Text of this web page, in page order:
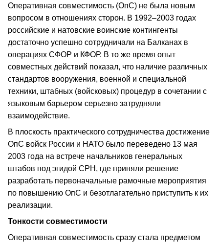
Оперативная совместимость (ОпС) не была новым
вопросом в отношениях сторон. В 1992–2003 годах
российские и натовские воинские контингенты
достаточно успешно сотрудничали на Балканах в
операциях СФОР и КФОР. В то же время опыт
совместных действий показал, что наличие различных
стандартов вооружения, военной и специальной
техники, штабных (войсковых) процедур в сочетании с
языковым барьером серьезно затрудняли
взаимодействие.
В плоскость практического сотрудничества достижение
ОпС войск России и НАТО было переведено 13 мая
2003 года на встрече начальников генеральных
штабов под эгидой СРН, где приняли решение
разработать первоначальные рамочные мероприятия
по повышению ОпС и безотлагательно приступить к их
реализации.
Тонкости совместимости
Оперативная совместимость сразу стала предметом